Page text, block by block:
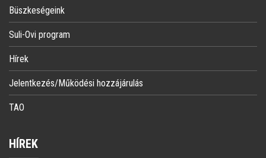
Büszkeségeink
Suli-Ovi program
Hírek
Jelentkezés/Működési hozzájárulás
TAO
HÍREK